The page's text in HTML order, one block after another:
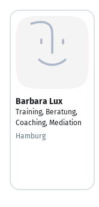
Barbara Lux
Training, Beratung,
Coaching, Mediation
Hamburg